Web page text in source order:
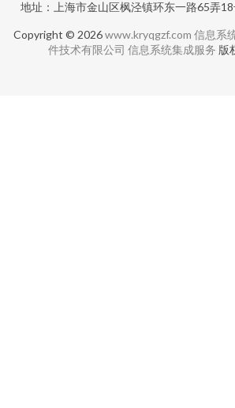
地址：上海市金山区枫泾镇环东一路65弄18
Copyright © 2026www.kryqgzf.com 信息系
件技术有限公司 信息系统集成服务 版